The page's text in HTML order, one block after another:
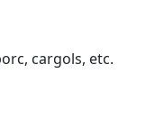
cargols, etc.